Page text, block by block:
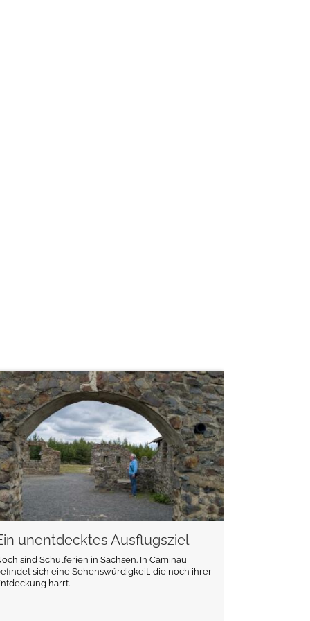
unentdecktes Ausflugsziel
sind Schulferien in Sachsen. In Caminau
sich eine Sehenswürdigkeit, die noch ihrer
harrt.
weiterlesen